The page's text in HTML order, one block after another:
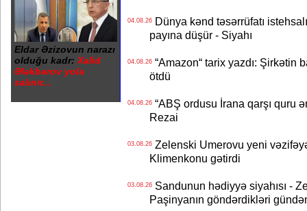
Eldar Əzizovun narazı
olduğu kadr: Xalid
Ələkbərov yola
salınır...
04.08.26Dünya kənd təsərrüfatı
payına düşür - Siyahı
04.08.26“Amazon“ tarix yazdı: Şirkətin
ötdü
04.08.26“ABŞ ordusu İrana qarşı quru
Rezai
03.08.26Zelenski Umerovu yeni
Klimenkonu gətirdi
03.08.26Sandunun hədiyyə siyahısı -
Paşinyanın göndərdikləri